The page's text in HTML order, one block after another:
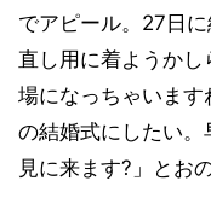
でアピール。27日
直し用に着ようか
場になっちゃいま
の結婚式にしたい。
見に来ます?」とお